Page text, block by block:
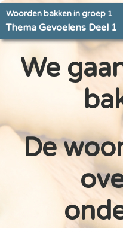
Woorden bakken in groep 1
Thema Gevoelens Deel 1
We
De